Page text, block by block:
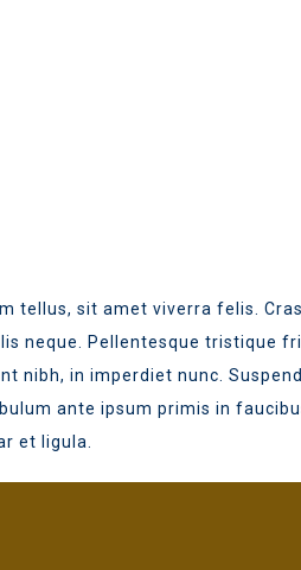
tellus, sit amet viverra felis.
neque. Pellentesque tristique
nibh, in imperdiet nunc.
ante ipsum primis in
et ligula.